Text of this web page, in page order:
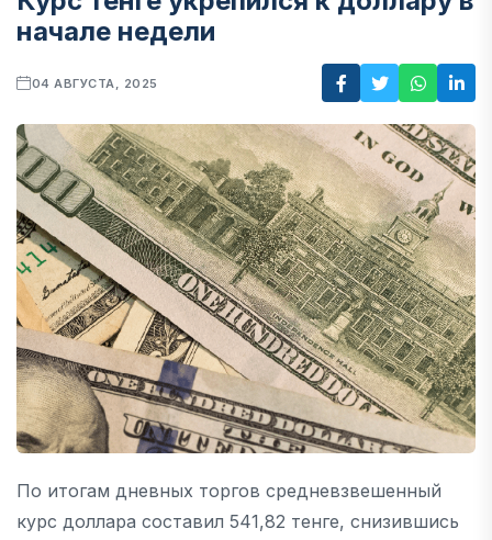
начале недели
04 АВГУСТА, 2025
По итогам дневных торгов средневзвешенный
курс доллара составил 541,82 тенге, снизившись